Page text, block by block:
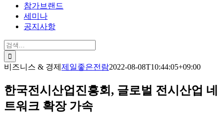
참가브랜드
세미나
공지사항
검
색:
비즈니스 & 경제 제일좋은전람2022-08-08T10:44:05+09:00
한국전시산업진흥회, 글로벌 전시산업 네
트워크 확장 가속